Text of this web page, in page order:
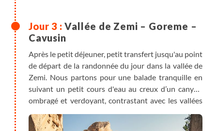
Vallée de Zemi – Goreme –
Cavusin
Après le petit déjeuner, petit transfert jusqu'au point
de départ de la randonnée du jour dans la vallée de
Zemi. Nous partons pour une balade tranquille en
suivant un petit cours d'eau au creux d’un canyon
ombragé et verdoyant, contrastant avec les vallées
plus sèches des alentours. Au débouché de la vallée
nous arrivons au village de Goreme, célèbre pour